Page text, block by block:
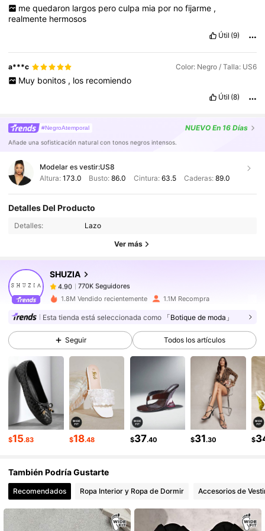
me quedaron largos pero culpa mia por no fijarme ,
realmente hermosos
Útil (9)
a***c Color: Negro / Talla: US6
Muy bonitos , los recomiendo
Útil (8)
#NegroAtemporal NUEVO En 16 Días
Añade una sofisticación natural con tonos negros intensos.
Modelar es vestir:US8
Altura: 173.0 Busto:86.0 Cintura: 63.5 Caderas: 89.0
Detalles Del Producto
Detalles: Lazo
Ver más
SHUZIA
4.90 770K Seguidores
4.90
770K Seguidores
2***3seguidoHace 1 horas
4.90
770K Seguidores
4.90 770K Seguidores
4.90 770K Seguidores
4.90 770K Seguidores
770K Seguidores
770K Seguidores
1.8M Vendido recientemente 1.1M Recompra
Esta tienda está seleccionada como 「Botique de moda」
Seguir Todos los artículos
$15.83 $18.48 $37.40 $31.30 $
También Podría Gustarte
Recomendados Ropa Interior y Ropa de Dormir Accesorios de